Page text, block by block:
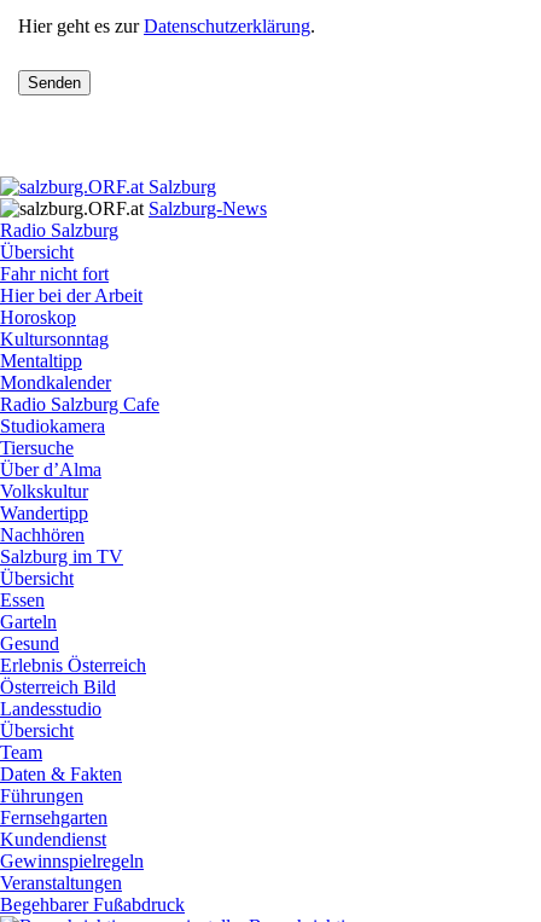
Hier geht es zurDatenschutzerklärung.
Senden
Salzburg
Salzburg-News
Radio Salzburg
Übersicht
Fahr nicht fort
Hier bei der Arbeit
Horoskop
Kultursonntag
Mentaltipp
Mondkalender
Radio Salzburg Cafe
Studiokamera
Tiersuche
Über d’Alma
Volkskultur
Wandertipp
Nachhören
Salzburg im TV
Übersicht
Essen
Garteln
Gesund
Erlebnis Österreich
Österreich Bild
Landesstudio
Übersicht
Team
Daten & Fakten
Führungen
Fernsehgarten
Kundendienst
Gewinnspielregeln
Veranstaltungen
Begehbarer Fußabdruck